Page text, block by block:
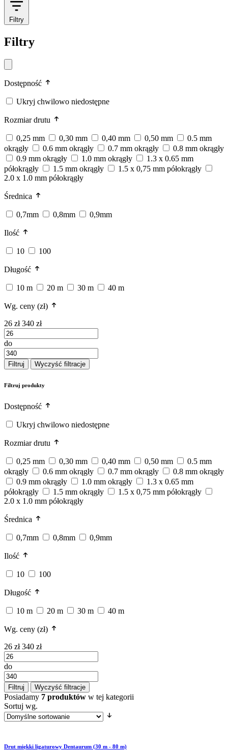
Filtry
Filtry
Dostępność
Ukryj chwilowo niedostępne
Rozmiar drutu
0,25 mm 0,30 mm 0,40 mm 0,50 mm
0.5 mm
okrągły
0.6 mm okrągły 0.7 mm okrągły
0.8 mm okrągły
0.9 mm okrągły
1.0 mm okrągły
1.3 x 0.65 mm
półokrągły
1.5 mm okrągły
1.5 x 0,75 mm półokrągły
2.0 x 1.0 mm półokrągły
Średnica
0,7mm 0,8mm 0,9mm
Ilość
10 100
Długość
10 m 20 m 30 m 40 m
Wg. ceny (zł)
26 zł 340 zł
do
Filtruj Wyczyść filtracje
Filtruj produkty
Dostępność
Ukryj chwilowo niedostępne
Rozmiar drutu
0,25 mm 0,30 mm 0,40 mm 0,50 mm
0.5 mm
okrągły
0.6 mm okrągły 0.7 mm okrągły
0.8 mm okrągły
0.9 mm okrągły
1.0 mm okrągły
1.3 x 0.65 mm
półokrągły
1.5 mm okrągły
1.5 x 0,75 mm półokrągły
2.0 x 1.0 mm półokrągły
Średnica
0,7mm 0,8mm 0,9mm
Ilość
10 100
Długość
10 m 20 m 30 m 40 m
Wg. ceny (zł)
26 zł 340 zł
do
Filtruj Wyczyść filtracje
Posiadamy 7 produktów w tej kategorii
Sortuj wg.
Drut miękki ligaturowy Dentaurum (30 m - 80 m)